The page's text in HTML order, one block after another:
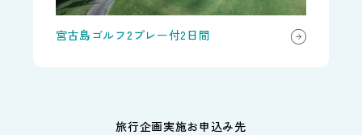
宮古島ゴルフ2プレー付2日間
旅行企画実施お申込み先